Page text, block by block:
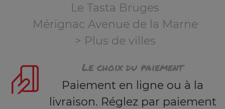
Le Tasta Bruges
Mérignac Avenue de la Marne
> Plus de villes
Le choix du paiement
Paiement en ligne ou à la
livraison. Réglez par paiement